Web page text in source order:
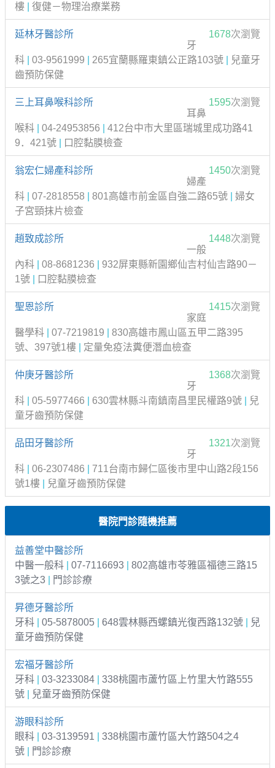
樓
復健－物理治療業務
延林牙醫診所 1678次瀏覽
牙
科
03-9561999 265宜蘭縣羅東鎮公正路103號
兒童牙
齒預防保健
三上耳鼻喉科診所 1595次瀏覽
耳鼻
喉科
04-24953856
412台中市大里區瑞城里成功路41
9．421號
口腔黏膜檢查
翁宏仁婦產科診所 1450次瀏覽
婦產
科
07-2818558 801高雄市前金區自強二路65號
婦女
子宮頸抹片檢查
趙致成診所 1448次瀏覽
一般
內科
08-8681236
932屏東縣新園鄉仙吉村仙吉路90－
1號
口腔黏膜檢查
聖恩診所 1415次瀏覽
家庭
醫學科
07-7219819
830高雄市鳳山區五甲二路395
號、397號1樓
定量免疫法糞便潛血檢查
仲庚牙醫診所 1368次瀏覽
牙
科
05-5977466 630雲林縣斗南鎮南昌里民權路9號
兒
童牙齒預防保健
品田牙醫診所 1321次瀏覽
牙
科
06-2307486
711台南市歸仁區後市里中山路2段156
號1樓
兒童牙齒預防保健
醫院門診隨機推薦
益善堂中醫診所
中醫一般科
07-7116693
802高雄市苓雅區福德三路15
3號之3
門診診療
昇德牙醫診所
牙科
05-5878005 648雲林縣西螺鎮光復西路132號
兒
童牙齒預防保健
宏福牙醫診所
牙科
03-3233084
338桃園市蘆竹區上竹里大竹路555
號
兒童牙齒預防保健
游眼科診所
眼科
03-3139591
338桃園市蘆竹區大竹路504之4
號
門診診療